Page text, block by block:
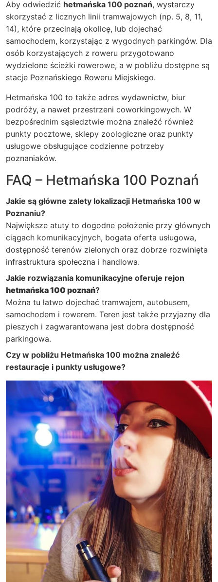
Aby odwiedzić hetmańska 100 poznań, wystarczy
skorzystać z licznych linii tramwajowych (np. 5, 8, 11,
14), które przecinają okolicę, lub dojechać
samochodem, korzystając z wygodnych parkingów. Dla
osób korzystających z roweru przygotowano
wydzielone ścieżki rowerowe, a w pobliżu dostępne są
stacje Poznańskiego Roweru Miejskiego.
Hetmańska 100 to także adres wydawnictw, biur
podróży, a nawet przestrzeni coworkingowych. W
bezpośrednim sąsiedztwie można znaleźć również
punkty pocztowe, sklepy zoologiczne oraz punkty
usługowe obsługujące codzienne potrzeby
poznaniaków.
FAQ – Hetmańska 100 Poznań
Jakie są główne zalety lokalizacji Hetmańska 100 w
Poznaniu?
Największe atuty to dogodne położenie przy głównych
ciągach komunikacyjnych, bogata oferta usługowa,
dostępność terenów zielonych oraz dobrze rozwinięta
infrastruktura społeczna i handlowa.
Jakie rozwiązania komunikacyjne oferuje rejon
hetmańska 100 poznań?
Można tu łatwo dojechać tramwajem, autobusem,
samochodem i rowerem. Teren jest także przyjazny dla
pieszych i zagwarantowana jest dobra dostępność
parkingowa.
Czy w pobliżu Hetmańska 100 można znaleźć
restauracje i punkty usługowe?